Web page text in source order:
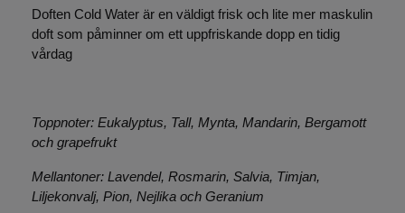
Doften Cold Water är en väldigt frisk och lite mer maskulin
doft som påminner om ett uppfriskande dopp en tidig
vårdag
Toppnoter: Eukalyptus, Tall, Mynta, Mandarin, Bergamott
och grapefrukt
Mellantoner: Lavendel, Rosmarin, Salvia, Timjan,
Liljekonvalj, Pion, Nejlika och Geranium